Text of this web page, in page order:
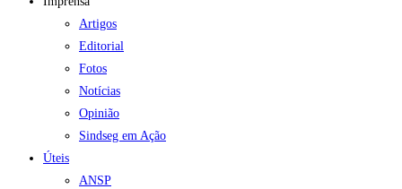
Artigos
Editorial
Fotos
Notícias
Opinião
Sindseg em Ação
Úteis
ANSP